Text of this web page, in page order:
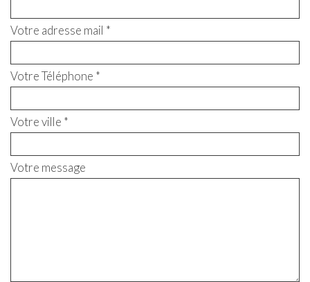
Votre adresse mail *
Votre Téléphone *
Votre ville *
Votre message